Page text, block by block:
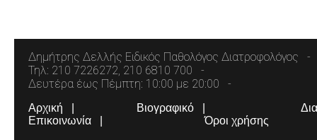
Δημήτρης Δελλής Ειδικός Παθολόγος Διατροφολόγος
Τηλ: 210 7226272, 210 6810 700
Δευτέρα έως Πέμπτη: 10:00 με 20:00
Αρχική Βιογραφικό
Επικοινωνία
Όροι χρήσης